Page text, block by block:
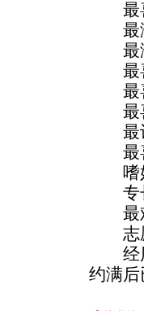
最喜
最满
最满
最喜
最喜
最喜
最讨
最喜
嗜好
专长
最难
志愿
经历
约满后